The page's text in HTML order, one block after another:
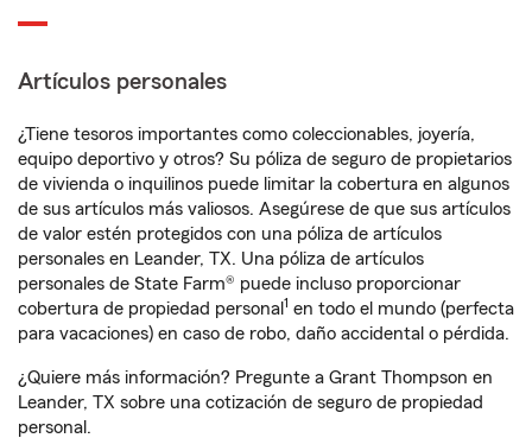
Artículos personales
¿Tiene tesoros importantes como coleccionables, joyería,
equipo deportivo y otros? Su póliza de seguro de propietarios
de vivienda o inquilinos puede limitar la cobertura en algunos
de sus artículos más valiosos. Asegúrese de que sus artículos
de valor estén protegidos con una póliza de artículos
personales en Leander, TX. Una póliza de artículos
personales de State Farm® puede incluso proporcionar
cobertura de propiedad personal 1 en todo el mundo (perfecta
para vacaciones) en caso de robo, daño accidental o pérdida.
¿Quiere más información? Pregunte a Grant Thompson en
Leander, TX sobre una cotización de seguro de propiedad
personal.